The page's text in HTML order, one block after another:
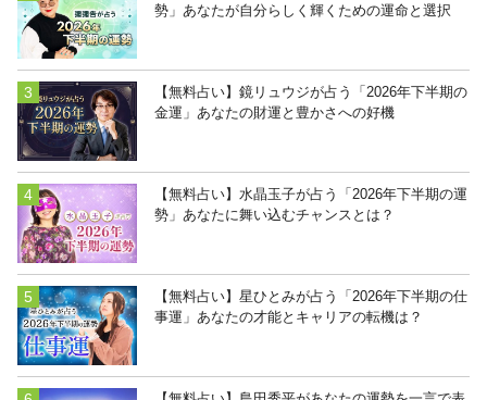
勢」あなたが自分らしく輝くための運命と選択
【無料占い】鏡リュウジが占う「2026年下半期の
金運」あなたの財運と豊かさへの好機
【無料占い】水晶玉子が占う「2026年下半期の運
勢」あなたに舞い込むチャンスとは？
【無料占い】星ひとみが占う「2026年下半期の仕
事運」あなたの才能とキャリアの転機は？